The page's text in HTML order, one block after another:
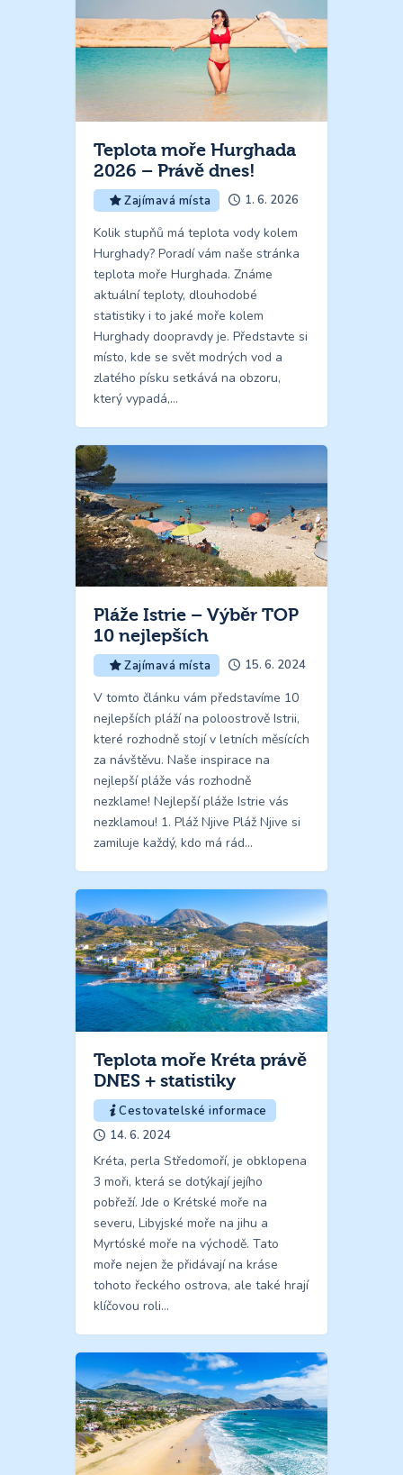
Teplota moře Hurghada
2026 – Právě dnes!
Zajímavá místa 1. 6. 2026
Kolik stupňů má teplota vody kolem
Hurghady? Poradí vám naše stránka
teplota moře Hurghada. Známe
aktuální teploty, dlouhodobé
statistiky i to jaké moře kolem
Hurghady doopravdy je. Představte si
místo, kde se svět modrých vod a
zlatého písku setkává na obzoru,
který vypadá,…
Pláže Istrie – Výběr TOP
10 nejlepších
Zajímavá místa 15. 6. 2024
V tomto článku vám představíme 10
nejlepších pláží na poloostrově Istrii,
které rozhodně stojí v letních měsících
za návštěvu. Naše inspirace na
nejlepší pláže vás rozhodně
nezklame! Nejlepší pláže Istrie vás
nezklamou! 1. Pláž Njive Pláž Njive si
zamiluje každý, kdo má rád…
Teplota moře Kréta právě
DNES + statistiky
Cestovatelské informace
14. 6. 2024
Kréta, perla Středomoří, je obklopena
3 moři, která se dotýkají jejího
pobřeží. Jde o Krétské moře na
severu, Libyjské moře na jihu a
Myrtóské moře na východě. Tato
moře nejen že přidávají na kráse
tohoto řeckého ostrova, ale také hrají
klíčovou roli…